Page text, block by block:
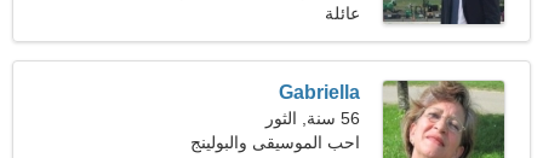
(185 رطلا)
عائلة
Gabriella
56 سنة, الثور
احب الموسيقى والبولينج